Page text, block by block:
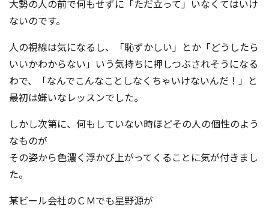
大勢の人の前で何もせずに「ただ立って」いなくてはいけ
ないのです。
人の視線は気になるし、「恥ずかしい」とか「どうしたら
いいかわからない」いう気持ちに押しつぶされそうになる
わで、「なんでこんなことしなくちゃいけないんだ！」と
最初は嫌いなレッスンでした。
しかし次第に、何もしていない時ほどその人の個性のよう
なものが
その姿から色濃く浮かび上がってくることに気が付きまし
た。
某ビール会社のＣＭでも星野源が